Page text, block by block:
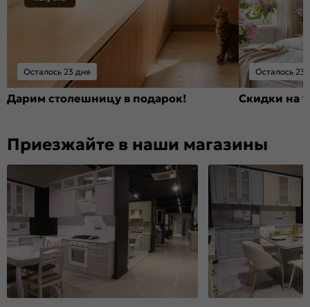
Осталось 23 дня
Дарим столешницу в подарок!
Осталось 23
Скидки на
Приезжайте в наши магазины